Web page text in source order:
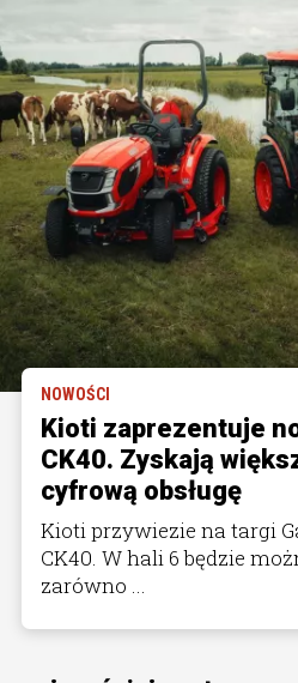
NOWOŚCI
Kioti zaprezentuje
CK40. Zyskają
cyfrową obsługę
Kioti przywiezie na targi
CK40. W hali 6 będzie
zarówno ...